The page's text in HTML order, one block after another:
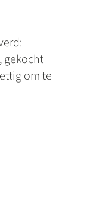
gekocht
om te